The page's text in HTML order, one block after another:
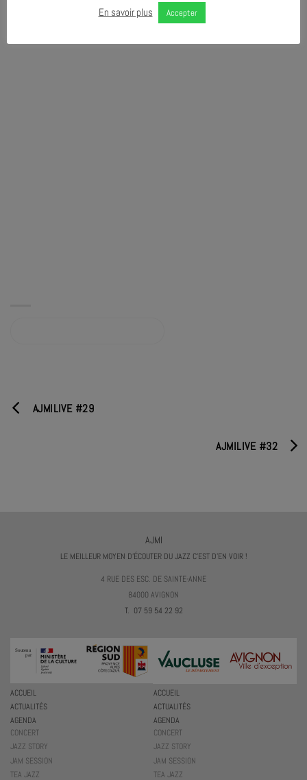
AJMILIVE #29
AJMILIVE #32
AJMI
LE MEILLEUR MOYEN D'ÉCOUTER DU JAZZ C'EST D'EN VOIR !
4 RUE DES ESC. DE SAINTE-ANNE
84000 AVIGNON
T. 07 59 54 22 92
ACCUEIL
ACTUALITÉS
AGENDA
CONCERT
JAZZ STORY
JAM SESSION
TEA JAZZ
ACCUEIL
ACTUALITÉS
AGENDA
CONCERT
JAZZ STORY
JAM SESSION
TEA JAZZ
En savoir plus Accepter